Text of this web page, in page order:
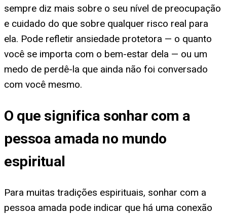
sempre diz mais sobre o seu nível de preocupação
e cuidado do que sobre qualquer risco real para
ela. Pode refletir ansiedade protetora — o quanto
você se importa com o bem-estar dela — ou um
medo de perdê-la que ainda não foi conversado
com você mesmo.
O que significa sonhar com a
pessoa amada no mundo
espiritual
Para muitas tradições espirituais, sonhar com a
pessoa amada pode indicar que há uma conexão